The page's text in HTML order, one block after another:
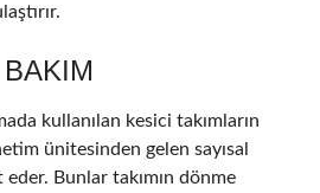
kullanılan kesici takımların
ünitesinden gelen sayısal
eder. Bunlar takımın dönme